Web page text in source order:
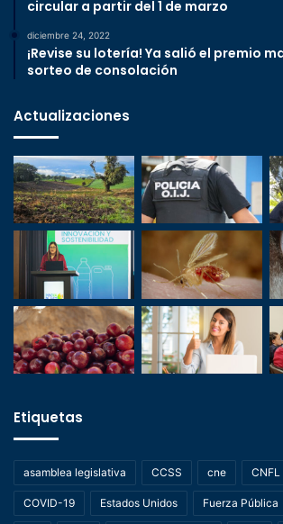
circular a partir del 1 de marzo
diciembre 24, 2022
¡Revise su lotería! Ya salió el premio
sorteo de consolación
Actualizaciones
Etiquetas
asamblea legislativa CCSS cne CNFL
COVID-19 Estados Unidos Fuerza Pública